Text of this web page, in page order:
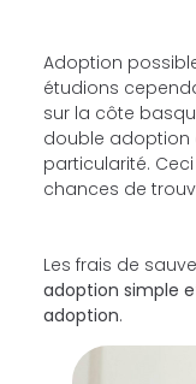
Adoption
étudions
sur la côte
double adoption
particularité.
chances de
Les frais de
adoption simple
adoption.